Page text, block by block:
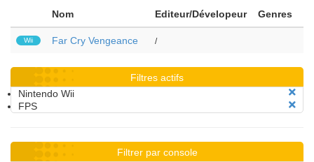
Nom Editeur/Dévelopeur Genres
Wii Far Cry Vengeance /
Filtres actifs
Nintendo Wii
FPS
Filtrer par console